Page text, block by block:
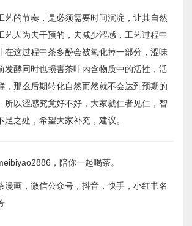
艺的节奏，是必须需要时间沉淀，让其自然
艺人为去干预的，去减少涩感，工艺过程中
在这过程中茶多酚会被氧化掉一部分，涩味
发酵同时也损害茶叶内含物质中的活性，活
，那么后期转化自然而然就不会达到预期的
所以涩感究竟好不好，大家就仁者见仁，智
足之处，希望大家补充，建议。
，陪你一起喝茶。
漫画，微信公众号，抖音，快手，小红书名